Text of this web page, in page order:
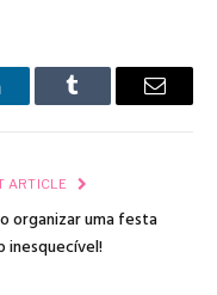
Tumblr Email
ARTICLE
organizar uma festa
inesquecível!